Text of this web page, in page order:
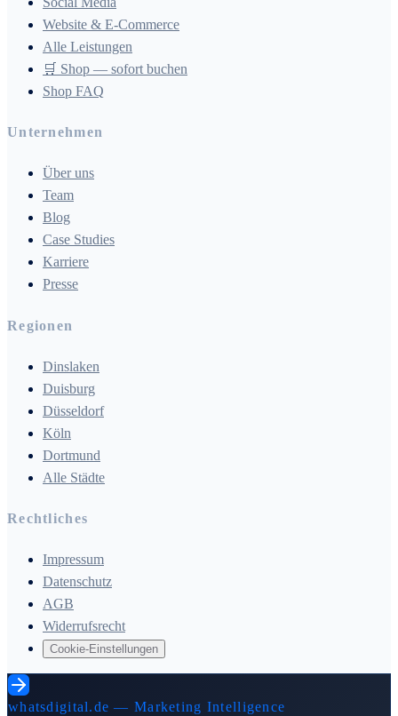
Website & E-Commerce
Alle Leistungen
🛒 Shop — sofort buchen
Shop FAQ
Unternehmen
Über uns
Team
Blog
Case Studies
Karriere
Presse
Regionen
Dinslaken
Duisburg
Düsseldorf
Köln
Dortmund
Alle Städte
Rechtliches
Impressum
Datenschutz
AGB
Widerrufsrecht
Cookie-Einstellungen
whatsdigital.de — Marketing Intelligence